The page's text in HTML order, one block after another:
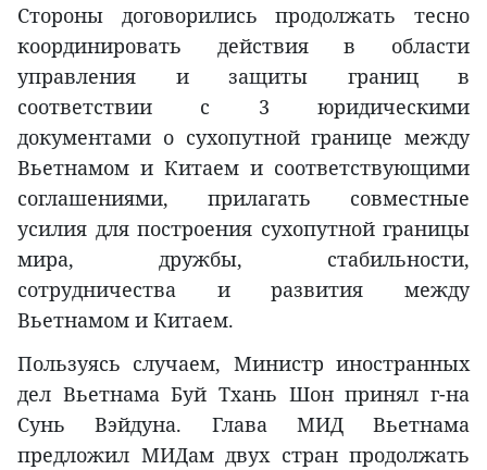
Стороны договорились продолжать тесно
координировать действия в области
управления и защиты границ в
соответствии с 3 юридическими
документами о сухопутной границе между
Вьетнамом и Китаем и соответствующими
соглашениями, прилагать совместные
усилия для построения сухопутной границы
мира, дружбы, стабильности,
сотрудничества и развития между
Вьетнамом и Китаем.
Пользуясь случаем, Министр иностранных
дел Вьетнама Буй Тхань Шон принял г-на
Сунь Вэйдуна. Глава МИД Вьетнама
предложил МИДам двух стран продолжать